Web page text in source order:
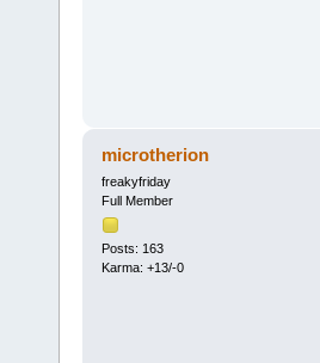
microtherion
freakyfriday
Full Member
Posts: 163
Karma: +13/-0